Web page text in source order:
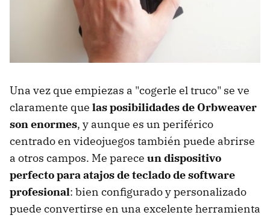
Una vez que empiezas a "cogerle el truco" se ve
claramente que las posibilidades de Orbweaver
son enormes, y aunque es un periférico
centrado en videojuegos también puede abrirse
a otros campos. Me parece un dispositivo
perfecto para atajos de teclado de software
profesional: bien configurado y personalizado
puede convertirse en una excelente herramienta